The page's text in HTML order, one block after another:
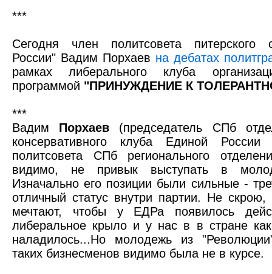
***
Сегодня член политсовета питерского
России" Вадим Порхаев на дебатах
рамках либерального клуба
программой "ПРИНУЖДЕНИЕ К
***
Вадим Порхаев (председатель СПб
консервативного клуба Единой
политсовета СПб регионального
видимо, не привык выступать в
Изначально его позиции были сильные -
отличный статус внутри партии. Не
мечтают, чтобы у ЕДРа появилось
либеральное крыло и у нас в в стране
наладилось...Но молодежь из
таких бизнесменов видимо была не в курсе.